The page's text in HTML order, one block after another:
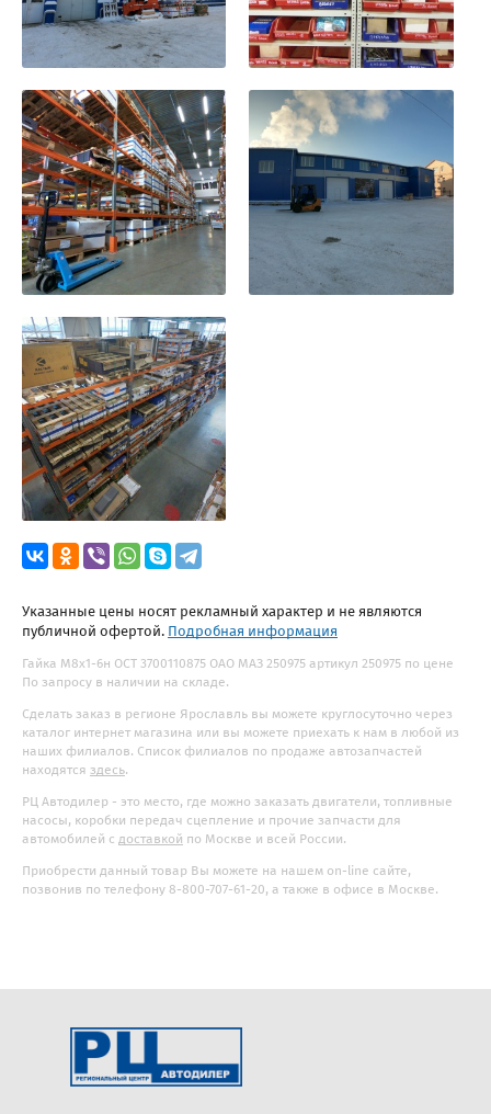
Указанные цены носят рекламный характер и не являются
публичной офертой. Подробная информация
Гайка М8х1-6н ОСТ 3700110875 ОАО МАЗ 250975 артикул 250975 по цене
По запросу в наличии на складе.
Сделать заказ в регионе Ярославль вы можете круглосуточно через
каталог интернет магазина или вы можете приехать к нам в любой из
наших филиалов. Список филиалов по продаже автозапчастей
находятся здесь.
РЦ Автодилер - это место, где можно заказать двигатели, топливные
насосы, коробки передач сцепление и прочие запчасти для
автомобилей с доставкой по Москве и всей России.
Приобрести данный товар Вы можете на нашем on-line сайте,
позвонив по телефону 8-800-707-61-20, а также в офисе в Москве.